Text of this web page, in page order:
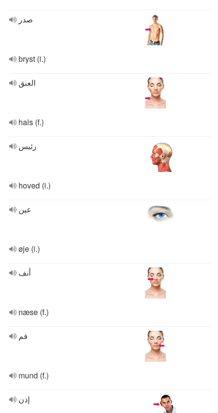
صدر
bryst (i.)
العنق
hals (f.)
رئيس
hoved (i.)
عين
øje (i.)
أنف
næse (f.)
فم
mund (f.)
إذن